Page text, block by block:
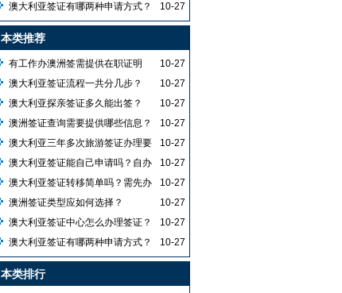
10-27
澳大利亚签证有哪两种申请方式？
为何建议选纸质版去使馆提交？
本类推荐
10-27
有工作办澳洲签需提供在职证明
吗？资产咋准备能提高出签率？
10-27
澳大利亚签证流程一共分几步？
10-27
澳大利亚探亲签证多久能出签？
10-27
澳洲签证查询需要提供哪些信息？
10-27
澳大利亚三年多次旅游签证办理要
求有哪些？
10-27
澳大利亚签证能自己申请吗？自办
需经签证中心且不能直接去使馆？
10-27
澳大利亚签证转移简单吗？需先办
新护照且旧签有效才能转移吗？
10-27
澳洲签证类型应如何选择？
10-27
澳大利亚签证中心怎么办理签证？
10-27
澳大利亚签证有哪两种申请方式？
为何建议选纸质版去使馆提交？
本类排行